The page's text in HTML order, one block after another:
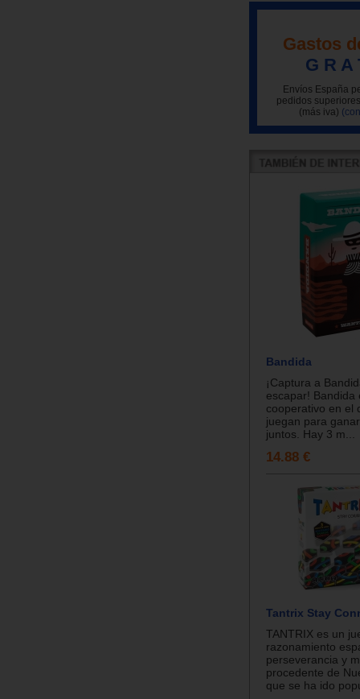
Gastos
G R A
Envíos España
pedidos
(más iva)
Bandida
¡Captura a
escapar! Bandida
cooperativo en el
juegan para
juntos. Hay 3 m...
14.88 €
Tantrix Stay
TANTRIX es un
razonamiento
perseverancia y
procedente de
que se ha ido